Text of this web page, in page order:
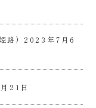
路) 2023年7月6
21日